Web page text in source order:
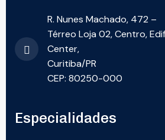
R. Nunes Machado, 472 –
Térreo Loja 02, Centro,
Center,
Curitiba/PR
CEP: 80250-000
Especialidades